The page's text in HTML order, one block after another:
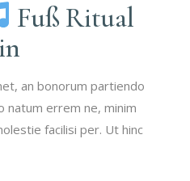
Fuß Ritual
an bonorum partiendo
natum errem ne, minim
facilisi per. Ut hinc